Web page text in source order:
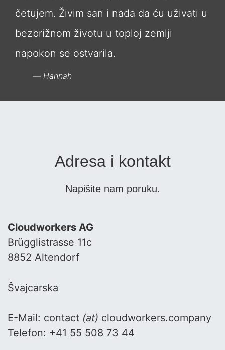
četujem. Živim san i nada da ću uživati ​​u
bezbrižnom životu u toploj zemlji
napokon se ostvarila.
Hannah
Adresa i kontakt
Napišite nam poruku.
Cloudworkers AG
Brügglistrasse 11c
8852 Altendorf
Švajcarska
E-Mail: contact (at) cloudworkers.company
Telefon: +41 55 508 73 44